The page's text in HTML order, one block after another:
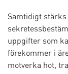
Samtidigt
uppgifter som
förekommer i
motverka hot,